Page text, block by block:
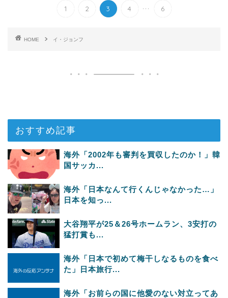
1 2 3 4 ... 6
HOME イ・ジョンフ
おすすめ記事
海外「2002年も審判を買収したのか！」韓
国サッカ...
海外「日本なんて行くんじゃなかった…」
日本を知っ...
大谷翔平が25＆26号ホームラン、3安打の
猛打賞も...
海外「日本で初めて梅干しなるものを食べ
た」日本旅行...
海外「お前らの国に他愛のない対立ってあ